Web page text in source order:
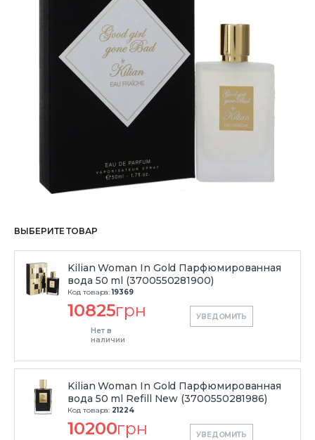
ВЫБЕРИТЕ ТОВАР
Kilian Woman In Gold Парфюмированная
вода 50 ml (3700550281900)
Код товара:19369
10825грн
Нет в
наличии
УВЕДОМИТЬ
Kilian Woman In Gold Парфюмированная
вода 50 ml Refill New (3700550281986)
Код товара: 21224
10200грн УВЕДОМИТЬ